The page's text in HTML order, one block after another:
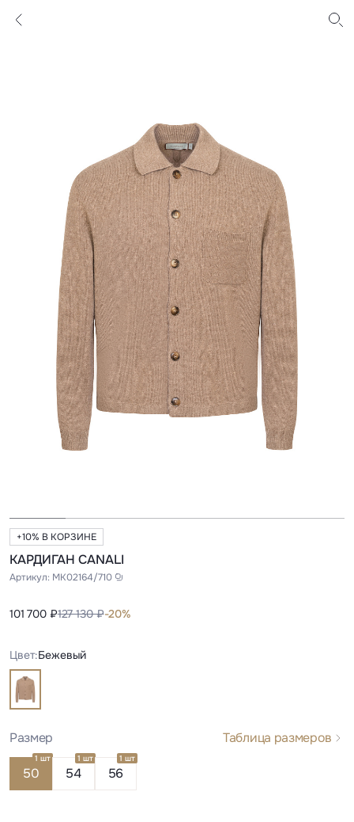
+10% В КОРЗИНЕ
КАРДИГАН CANALI
Артикул: MK02164/710
101 700 ₽127 130 ₽-20%
Цвет:Бежевый
Размер Таблица размеров
50
1 шт
54
1 шт
56
1 шт